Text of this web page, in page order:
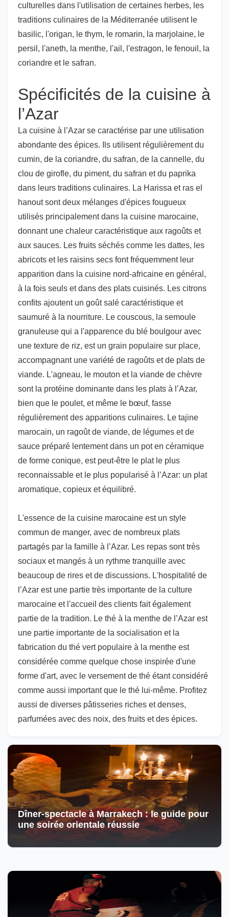
culturelles dans l'utilisation de certaines herbes, les
traditions culinaires de la Méditerranée utilisent le
basilic, l'origan, le thym, le romarin, la marjolaine, le
persil, l'aneth, la menthe, l'ail, l'estragon, le fenouil, la
coriandre et le safran.
Spécificités de la cuisine à
l’Azar
La cuisine à l’Azar se caractérise par une utilisation
abondante des épices. Ils utilisent régulièrement du
cumin, de la coriandre, du safran, de la cannelle, du
clou de girofle, du piment, du safran et du paprika
dans leurs traditions culinaires. La Harissa et ras el
hanout sont deux mélanges d'épices fougueux
utilisés principalement dans la cuisine marocaine,
donnant une chaleur caractéristique aux ragoûts et
aux sauces. Les fruits séchés comme les dattes, les
abricots et les raisins secs font fréquemment leur
apparition dans la cuisine nord-africaine en général,
à la fois seuls et dans des plats cuisinés. Les citrons
confits ajoutent un goût salé caractéristique et
saumuré à la nourriture. Le couscous, la semoule
granuleuse qui a l'apparence du blé boulgour avec
une texture de riz, est un grain populaire sur place,
accompagnant une variété de ragoûts et de plats de
viande. L'agneau, le mouton et la viande de chèvre
sont la protéine dominante dans les plats à l’Azar,
bien que le poulet, et même le bœuf, fasse
régulièrement des apparitions culinaires. Le tajine
marocain, un ragoût de viande, de légumes et de
sauce préparé lentement dans un pot en céramique
de forme conique, est peut-être le plat le plus
reconnaissable et le plus popularisé à l’Azar: un plat
aromatique, copieux et équilibré.
L'essence de la cuisine marocaine est un style
commun de manger, avec de nombreux plats
partagés par la famille à l’Azar. Les repas sont très
sociaux et mangés à un rythme tranquille avec
beaucoup de rires et de discussions. L'hospitalité de
l’Azar est une partie très importante de la culture
marocaine et l'accueil des clients fait également
partie de la tradition. Le thé à la menthe de l’Azar est
une partie importante de la socialisation et la
fabrication du thé vert populaire à la menthe est
considérée comme quelque chose inspirée d'une
forme d'art, avec le versement de thé étant considéré
comme aussi important que le thé lui-même. Profitez
aussi de diverses pâtisseries riches et denses,
parfumées avec des noix, des fruits et des épices.
Dîner-spectacle à Marrakech : le guide pour
une soirée orientale réussie